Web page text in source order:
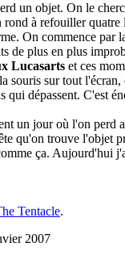
un objet. On le
rond à refouiller
On commence par
de plus en plus
Lucasarts et ces
souris sur tout l'écran,
qui dépassent. C'est
un jour où l'on perd
qu'on trouve l'objet
ça. Aujourd'hui
Tentacle.
2007